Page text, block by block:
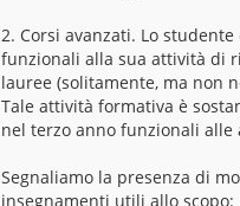
2. Corsi avanzati. Lo
funzionali alla sua attività di
lauree (solitamente, ma non
Tale attività formativa è
nel terzo anno funzionali
Segnaliamo la presenza di
insegnamenti utili allo scopo: